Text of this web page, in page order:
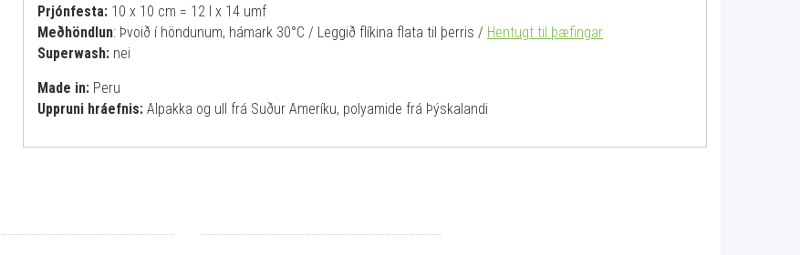
Prjónfesta: 10 x 10 cm = 12 l x 14 umf
Meðhöndlun: Þvoið í höndunum, hámark 30°C / Leggið flíkina flata til þerris / Hentugt til þæfingar
Superwash: nei
Made in: Peru
Uppruni hráefnis: Alpakka og ull frá Suður Ameríku, polyamide frá Þýskalandi